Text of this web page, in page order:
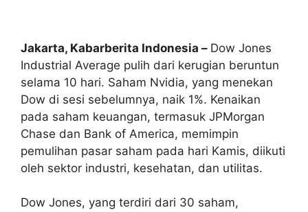
Jakarta, Kabarberita Indonesia – Dow Jones
Industrial Average pulih dari kerugian beruntun
selama 10 hari. Saham Nvidia, yang menekan
Dow di sesi sebelumnya, naik 1%. Kenaikan
pada saham keuangan, termasuk JPMorgan
Chase dan Bank of America, memimpin
pemulihan pasar saham pada hari Kamis, diikuti
oleh sektor industri, kesehatan, dan utilitas.
Dow Jones, yang terdiri dari 30 saham,